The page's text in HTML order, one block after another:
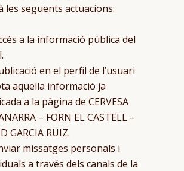
les següents actuacions:
a la informació pública del
en el perfil de l’usuari
aquella informació ja
a la pàgina de CERVESA
– FORN EL CASTELL –
GARCIA RUIZ.
missatges personals i
a través dels canals de la